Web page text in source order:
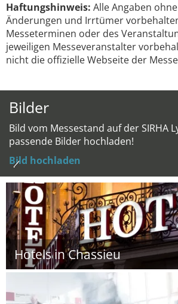
Haftungshinweis: Alle Angaben
Änderungen und Irrtümer
Messeterminen oder des
jeweiligen Messeveranstalter
nicht die offizielle Webseite der
Bilder
Bild vom Messestand auf der SIRHA
passende Bilder hochladen!
Bild hochladen
Hotels in Chassieu